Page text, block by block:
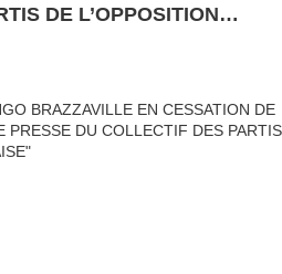
DE L’OPPOSITION